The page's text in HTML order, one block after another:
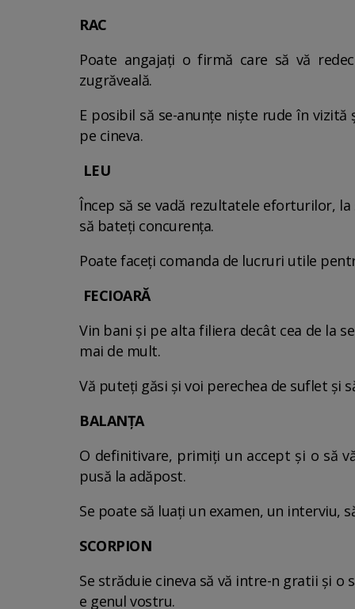
RAC
Poate angajaţi o firmă care să vă
zugrăveală.
E posibil să se-anunţe nişte rude în
pe cineva.
LEU
Încep să se vadă rezultatele eforturilor,
să bateţi concurenţa.
Poate faceţi comanda de lucruri utile
FECIOARĂ
Vin bani şi pe alta filiera decât cea de la
mai de mult.
Vă puteţi găsi şi voi perechea de suflet şi
BALANŢA
O definitivare, primiţi un accept şi o să
pusă la adăpost.
Se poate să luaţi un examen, un interviu,
SCORPION
Se străduie cineva să vă intre-n gratii şi o
e genul vostru.